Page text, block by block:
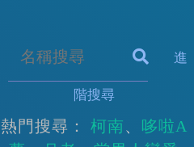
進
階搜尋
熱門搜尋： 柯南
哆啦A